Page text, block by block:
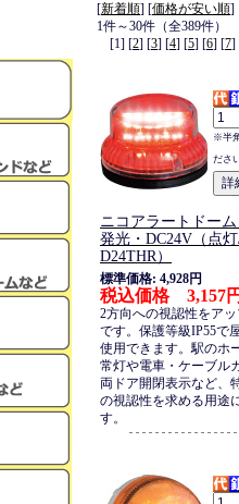
[新着順] [価格が安い順]
1件～30件（全389件）
[1] [2] [3] [4] [5] [6] [7]
※半
ださ
ニコアラートドー
発光・DC24V（点
D24THR）
標準価格: 4,928円
税込価格 3,157
2方向への視認性をア
です。保護等級IP55で
使用できます。駅のホ
常灯や電車・ケーブル
両ドア開閉表示など、
の視認性を求める用途
す。